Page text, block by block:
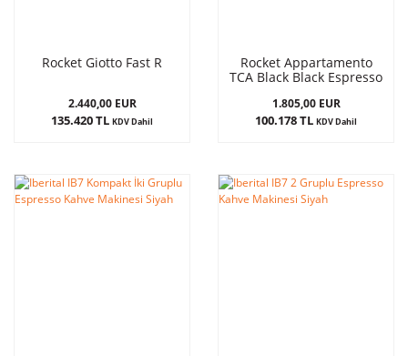
Rocket Giotto Fast R
2.440,00 EUR
135.420 TL KDV Dahil
Rocket Appartamento
TCA Black Black Espresso
1.805,00 EUR
100.178 TL KDV Dahil